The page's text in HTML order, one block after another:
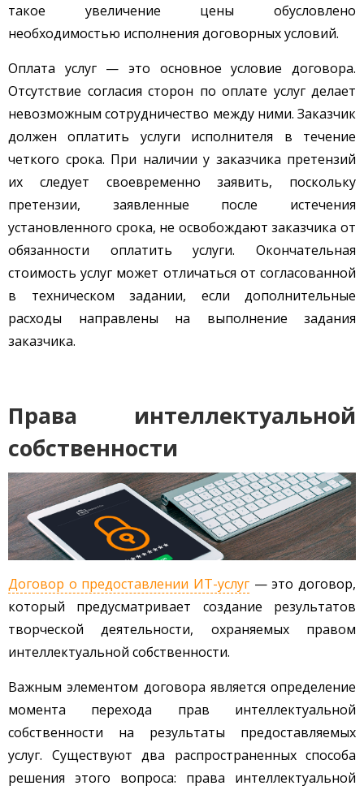
такое увеличение цены обусловлено
необходимостью исполнения договорных условий.
Оплата услуг — это основное условие договора.
Отсутствие согласия сторон по оплате услуг делает
невозможным сотрудничество между ними. Заказчик
должен оплатить услуги исполнителя в течение
четкого срока. При наличии у заказчика претензий
их следует своевременно заявить, поскольку
претензии, заявленные после истечения
установленного срока, не освобождают заказчика от
обязанности оплатить услуги. Окончательная
стоимость услуг может отличаться от согласованной
в техническом задании, если дополнительные
расходы направлены на выполнение задания
заказчика.
Права интеллектуальной
собственности
Договор о предоставлении ИТ-услуг — это договор,
который предусматривает создание результатов
творческой деятельности, охраняемых правом
интеллектуальной собственности.
Важным элементом договора является определение
момента перехода прав интеллектуальной
собственности на результаты предоставляемых
услуг. Существуют два распространенных способа
решения этого вопроса: права интеллектуальной